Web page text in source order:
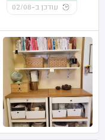
עודכן ב-02/08